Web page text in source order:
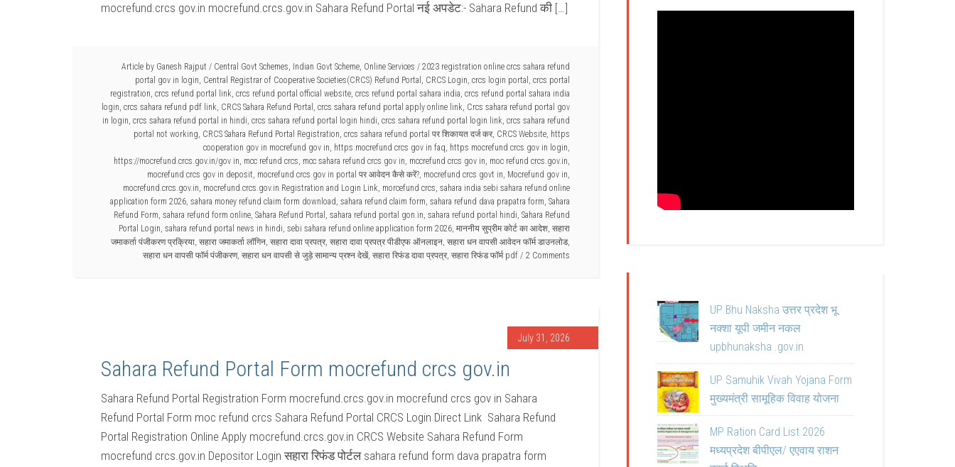
mocrefund.crcs gov.in mocrefund.crcs.gov.in Sahara Refund Portal नई अपडेट:- Sahara Refund की […]
Article by Ganesh Rajput / Central Govt Schemes, Indian Govt Scheme, Online Services / 2023 registration online crcs sahara refund
portal gov in login, Central Registrar of Cooperative Societies(CRCS) Refund Portal , CRCS Login, crcs login portal , crcs portal
registration, crcs refund portal link, crcs refund portal official website, crcs refund portal sahara india, crcs refund portal sahara india
login, crcs sahara refund pdf link, CRCS Sahara Refund Portal , crcs sahara refund portal apply online link, Crcs sahara refund portal gov
in login, crcs sahara refund portal in hindi, crcs sahara refund portal login hindi, crcs sahara refund portal login link, crcs sahara refund
portal not working, CRCS Sahara Refund Portal Registration, crcs sahara refund portal पर शिकायत दर्ज कर, CRCS Website, https
cooperation gov in mocrefund gov in, https mocrefund crcs gov in faq, https mocrefund crcs gov in login,
https://mocrefund.crcs.gov.in/gov in, mcc refund crcs, mcc sahara refund crcs gov in, mccrefund crcs gov in, moc refund crcs.gov.in,
mocrefund crcs gov in deposit, mocrefund crcs gov in portal पर आवेदन कैसे करें?, mocrefund crcs govt in, Mocrefund gov in,
mocrefund.crcs.gov.in, mocrefund.crcs.gov.in Registration and Login Link, morcefund crcs, sahara india sebi sahara refund online
application form 2026, sahara money refund claim form download, sahara refund claim form, sahara refund dava prapatra form, Sahara
Refund Form, sahara refund form online, Sahara Refund Portal , sahara refund portal gon.in, sahara refund portal hindi, Sahara Refund
Portal Login, sahara refund portal news in hindi, sebi sahara refund online application form 2026, माननीय सुप्रीम कोर्ट का आदेश, सहारा
जमाकर्ता पंजीकरण प्रक्रिया, सहारा जमाकर्ता लॉगिन, सहारा दावा प्रपत्र, सहारा दावा प्रपत्र पीडीएफ ऑनलाइन, सहारा धन वापसी आवेदन फॉर्म डाउनलोड,
सहारा धन वापसी फॉर्म पंजीकरण, सहारा धन वापसी से जुड़े सामान्य प्रश्न देखें, सहारा रिफंड दावा प्रपत्र, सहारा रिफंड फॉर्म pdf 2 Comments
July 31, 2026
Sahara Refund Portal Form mocrefund crcs gov.in
Sahara Refund Portal Registration Form mocrefund.crcs.gov.in mocrefund crcs gov in Sahara
Refund Portal Form moc refund crcs Sahara Refund Portal CRCS Login Direct Link Sahara Refund
Portal Registration Online Apply mocrefund.crcs.gov.in CRCS Website Sahara Refund Form
mocrefund crcs.gov.in Depositor Login सहारा रिफंड पोर्टल sahara refund form dava prapatra form
UP Bhu Naksha उत्तर प्रदेश भू
नक्शा यूपी जमीन नकल
upbhunaksha .gov.in
UP Samuhik Vivah Yojana Form
मुख्यमंत्री सामूहिक विवाह योजना
MP Ration Card List 2026
मध्यप्रदेश बीपीएल/ एएवाय राशन